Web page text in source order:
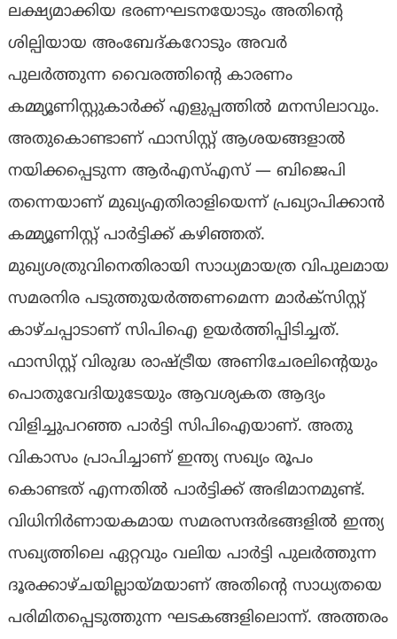
ലക്ഷ്യമാക്കിയ ഭരണഘടനയോടും അതിന്റെ
ശില്പിയായ അംബേദ്കറോടും അവർ
പുലർത്തുന്ന വൈരത്തിന്റെ കാരണം
കമ്മ്യൂണിസ്റ്റുകാർക്ക് എളുപ്പത്തിൽ മനസിലാവും.
അതുകൊണ്ടാണ് ഫാസിസ്റ്റ് ആശയങ്ങളാൽ
നയിക്കപ്പെടുന്ന ആർഎസ്എസ് — ബിജെപി
തന്നെയാണ് മുഖ്യഎതിരാളിയെന്ന് പ്രഖ്യാപിക്കാൻ
കമ്മ്യൂണിസ്റ്റ് പാർട്ടിക്ക് കഴിഞ്ഞത്.
മുഖ്യശത്രുവിനെതിരായി സാധ്യമായത്ര വിപുലമായ
സമരനിര പടുത്തുയർത്തണമെന്ന മാർക്സിസ്റ്റ്
കാഴ്ചപ്പാടാണ് സിപിഐ ഉയർത്തിപ്പിടിച്ചത്.
ഫാസിസ്റ്റ് വിരുദ്ധ രാഷ്ട്രീയ അണിചേരലിന്റെയും
പൊതുവേദിയുടേയും ആവശ്യകത ആദ്യം
വിളിച്ചുപറഞ്ഞ പാർട്ടി സിപിഐയാണ്. അതു
വികാസം പ്രാപിച്ചാണ് ഇന്ത്യ സഖ്യം രൂപം
കൊണ്ടത് എന്നതിൽ പാർട്ടിക്ക് അഭിമാനമുണ്ട്.
വിധിനിർണായകമായ സമരസന്ദർഭങ്ങളിൽ ഇന്ത്യ
സഖ്യത്തിലെ ഏറ്റവും വലിയ പാർട്ടി പുലർത്തുന്ന
ദൂരക്കാഴ്ചയില്ലായ്മയാണ് അതിന്റെ സാധ്യതയെ
പരിമിതപ്പെടുത്തുന്ന ഘടകങ്ങളിലൊന്ന്. അത്തരം